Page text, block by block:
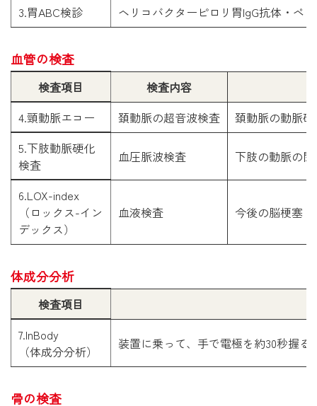
3.胃ABC検診
ヘリコバクターピロリ胃IgG抗体・ペ
血管の検査
検査項目
検査内容
4.頸動脈エコー
頚動脈の超音波検査
頚動脈の動脈
5.下肢動脈硬化
検査
血圧脈波検査 下肢の動脈の
6.LOX-index
（ロックス-イン
デックス）
血液検査 今後の脳梗塞
体成分分析
検査項目
7.InBody
（体成分分析）
装置に乗って、手で電極を約30秒握
骨の検査